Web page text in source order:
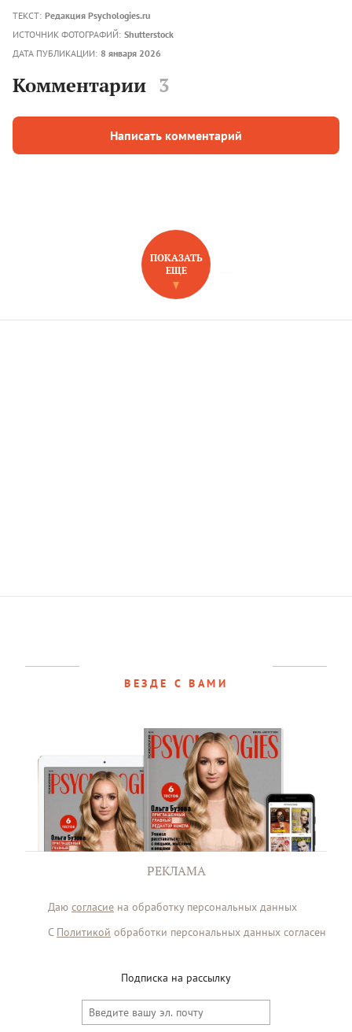
ТЕКСТ: Редакция Psychologies.ru
ИСТОЧНИК ФОТОГРАФИЙ: Shutterstock
ДАТА ПУБЛИКАЦИИ: 8 января 2026
Комментарии 3
Написать комментарий
НОВОЕ НА САЙТЕ
ПОКАЗАТЬ
ЕЩЕ
ВЕЗДЕ С ВАМИ
РЕКЛАМА
Даю согласие на обработку персональных данных
С Политикой обработки персональных данных согласен
Подписка на рассылку